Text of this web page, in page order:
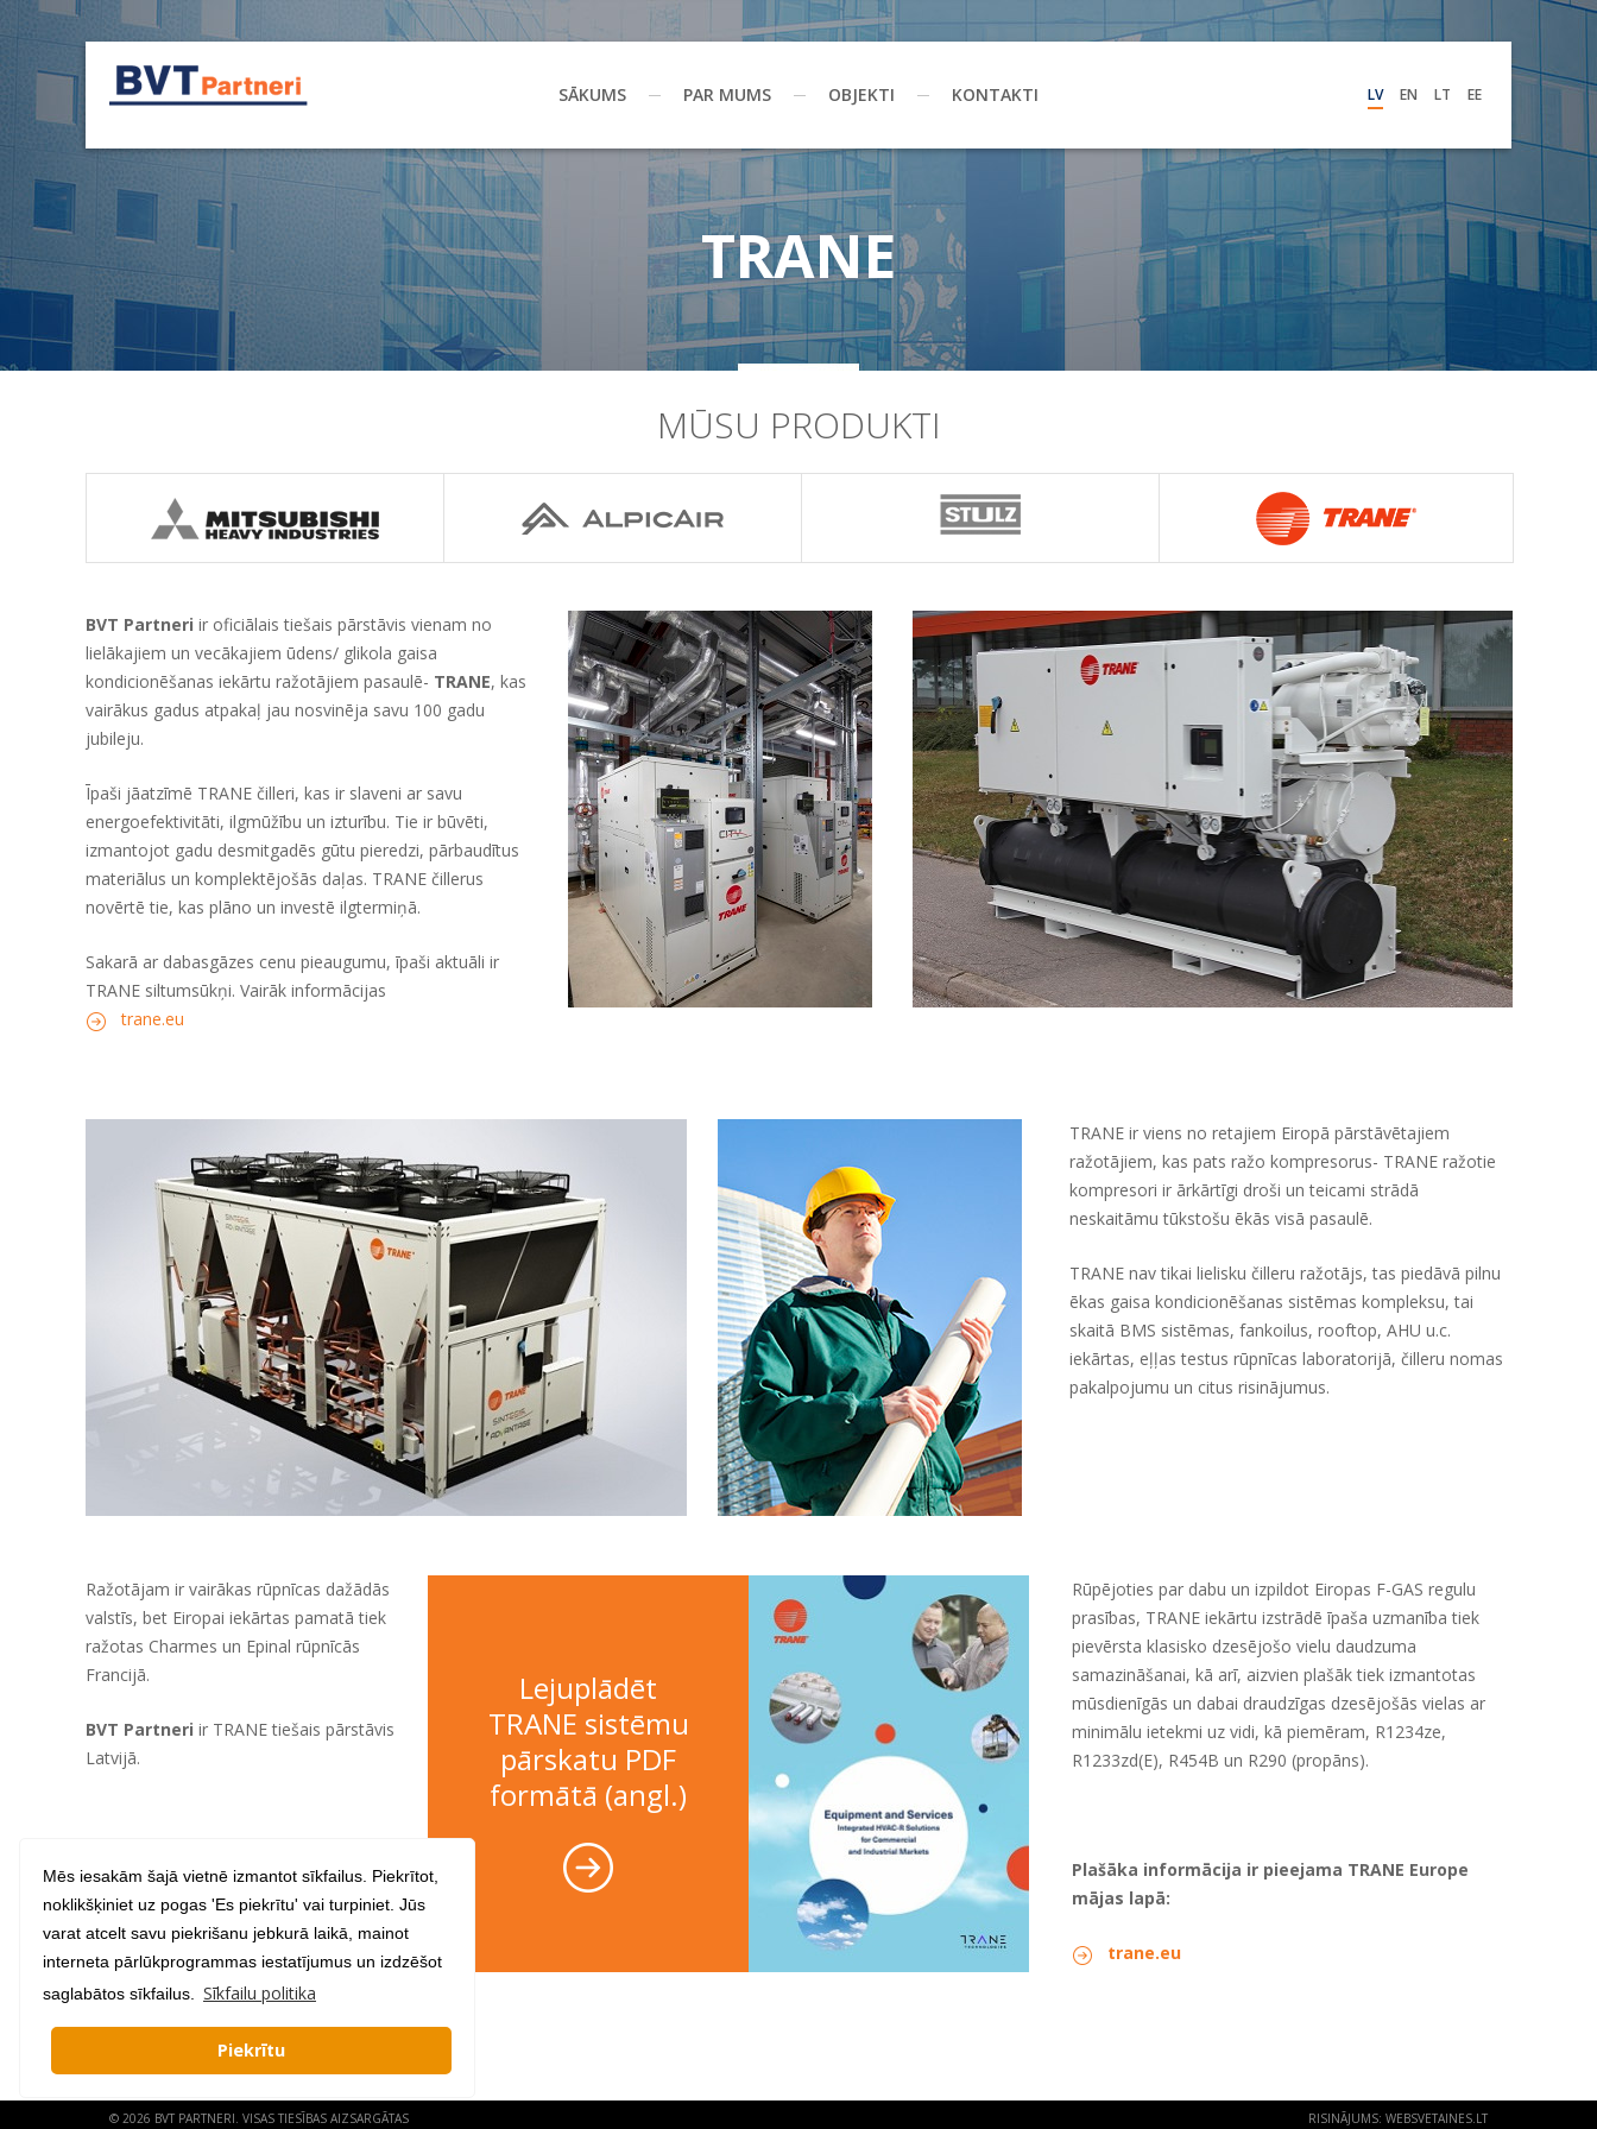
TRANE
MŪSU PRODUKTI
BVT Partneri ir oficiālais tiešais pārstāvis vienam no
lielākajiem un vecākajiem ūdens/ glikola gaisa
kondicionēšanas iekārtu ražotājiem pasaulē- TRANE, kas
vairākus gadus atpakaļ jau nosvinēja savu 100 gadu
jubileju.
Īpaši jāatzīmē TRANE čilleri, kas ir slaveni ar savu
energoefektivitāti, ilgmūžību un izturību. Tie ir būvēti,
izmantojot gadu desmitgadēs gūtu pieredzi, pārbaudītus
materiālus un komplektējošās daļas. TRANE čillerus
novērtē tie, kas plāno un investē ilgtermiņā.
Sakarā ar dabasgāzes cenu pieaugumu, īpaši aktuāli ir
TRANE siltumsūkņi. Vairāk informācijas
trane.eu
TRANE ir viens no retajiem Eiropā pārstāvētajiem
ražotājiem, kas pats ražo kompresorus- TRANE ražotie
kompresori ir ārkārtīgi droši un teicami strādā
neskaitāmu tūkstošu ēkās visā pasaulē.
TRANE nav tikai lielisku čilleru ražotājs, tas piedāvā pilnu
ēkas gaisa kondicionēšanas sistēmas kompleksu, tai
skaitā BMS sistēmas, fankoilus, rooftop, AHU u.c.
iekārtas, eļļas testus rūpnīcas laboratorijā, čilleru nomas
pakalpojumu un citus risinājumus.
Ražotājam ir vairākas rūpnīcas dažādās
valstīs, bet Eiropai iekārtas pamatā tiek
ražotas Charmes un Epinal rūpnīcās
Francijā.
BVT Partneri ir TRANE tiešais pārstāvis
Latvijā.
Lejuplādēt
TRANE sistēmu
pārskatu PDF
formātā (angl.)
Rūpējoties par dabu un izpildot Eiropas F-GAS regulu
prasības, TRANE iekārtu izstrādē īpaša uzmanība tiek
pievērsta klasisko dzesējošo vielu daudzuma
samazināšanai, kā arī, aizvien plašāk tiek izmantotas
mūsdienīgās un dabai draudzīgas dzesējošās vielas ar
minimālu ietekmi uz vidi, kā piemēram, R1234ze,
R1233zd(E), R454B un R290 (propāns).
Plašāka informācija ir pieejama TRANE Europe
mājas lapā:
trane.eu
SĀKUMS PAR MUMS OBJEKTI KONTAKTI LV EN LT EE
© 2026 BVT PARTNERI. VISAS TIESĪBAS AIZSARGĀTAS RISINĀJUMS: WEBSVETAINES.LT
Mēs iesakām šajā vietnē izmantot sīkfailus. Piekrītot,
noklikšķiniet uz pogas 'Es piekrītu' vai turpiniet. Jūs
varat atcelt savu piekrišanu jebkurā laikā, mainot
interneta pārlūkprogrammas iestatījumus un izdzēšot
saglabātos sīkfailus.
Sīkfailu politika
Piekrītu